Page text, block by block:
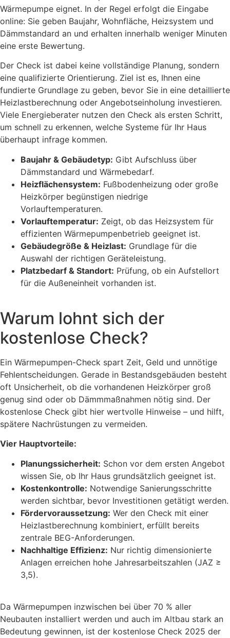
Wärmepumpe eignet. In der Regel erfolgt die Eingabe
online: Sie geben Baujahr, Wohnfläche, Heizsystem und
Dämmstandard an und erhalten innerhalb weniger Minuten
eine erste Bewertung.
Der Check ist dabei keine vollständige Planung, sondern
eine qualifizierte Orientierung. Ziel ist es, Ihnen eine
fundierte Grundlage zu geben, bevor Sie in eine detaillierte
Heizlastberechnung oder Angebotseinholung investieren.
Viele Energieberater nutzen den Check als ersten Schritt,
um schnell zu erkennen, welche Systeme für Ihr Haus
überhaupt infrage kommen.
Baujahr & Gebäudetyp: Gibt Aufschluss über
Dämmstandard und Wärmebedarf.
Heizflächensystem: Fußbodenheizung oder große
Heizkörper begünstigen niedrige
Vorlauftemperaturen.
Vorlauftemperatur: Zeigt, ob das Heizsystem für
effizienten Wärmepumpenbetrieb geeignet ist.
Gebäudegröße & Heizlast: Grundlage für die
Auswahl der richtigen Geräteleistung.
Platzbedarf & Standort: Prüfung, ob ein Aufstellort
für die Außeneinheit vorhanden ist.
Warum lohnt sich der
kostenlose Check?
Ein Wärmepumpen-Check spart Zeit, Geld und unnötige
Fehlentscheidungen. Gerade in Bestandsgebäuden besteht
oft Unsicherheit, ob die vorhandenen Heizkörper groß
genug sind oder ob Dämmmaßnahmen nötig sind. Der
kostenlose Check gibt hier wertvolle Hinweise – und hilft,
spätere Nachrüstungen zu vermeiden.
Vier Hauptvorteile:
Planungssicherheit: Schon vor dem ersten Angebot
wissen Sie, ob Ihr Haus grundsätzlich geeignet ist.
Kostenkontrolle: Notwendige Sanierungsschritte
werden sichtbar, bevor Investitionen getätigt werden.
Fördervoraussetzung: Wer den Check mit einer
Heizlastberechnung kombiniert, erfüllt bereits
zentrale BEG-Anforderungen.
Nachhaltige Effizienz: Nur richtig dimensionierte
Anlagen erreichen hohe Jahresarbeitszahlen (JAZ ≥
3,5).
Da Wärmepumpen inzwischen bei über 70 % aller
Neubauten installiert werden und auch im Altbau stark an
Bedeutung gewinnen, ist der kostenlose Check 2025 der